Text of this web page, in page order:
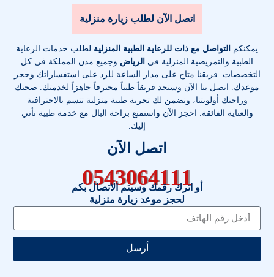
اتصل الآن لطلب زيارة منزلية
يمكنكم التواصل مع ذات للرعاية الطبية المنزلية لطلب خدمات الرعاية
الطبية والتمريضية المنزلية في الرياض وجميع مدن المملكة في كل
التخصصات . فريقنا متاح على مدار الساعة للرد على استفساراتك وحجز
موعدك. اتصل بنا الآن وستجد فريقاً طبياً محترفاً جاهزاً لخدمتك. صحتك
وراحتك أولويتنا، ونضمن لك تجربة طبية منزلية تتسم بالاحترافية
والعناية الفائقة. احجز الآن واستمتع براحة البال مع خدمة طبية تأتي
إليك.
اتصل الآن
0543064111
أو اترك رقمك وسيتم الاتصال بكم
لحجز موعد زيارة منزلية
أرسل